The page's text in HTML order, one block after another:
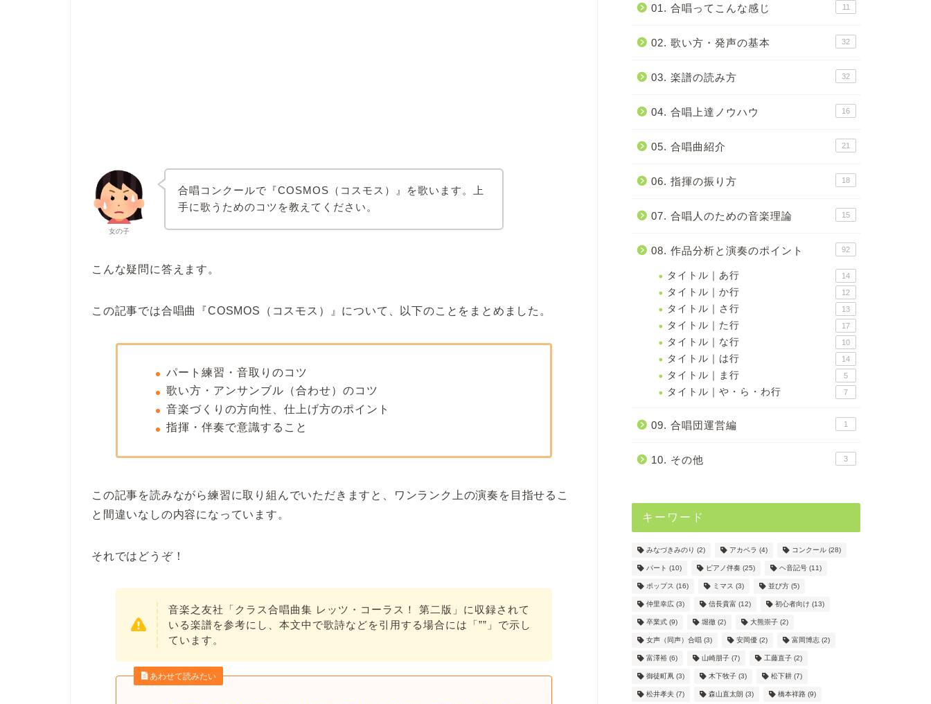
女の子
合唱コンクールで『COSMOS（コスモス）』を歌います。上
手に歌うためのコツを教えてください。
こんな疑問に答えます。
この記事では合唱曲『COSMOS（コスモス）』について、以下のことをまとめました。
パート練習・音取りのコツ
歌い方・アンサンブル（合わせ）のコツ
音楽づくりの方向性、仕上げ方のポイント
指揮・伴奏で意識すること
この記事を読みながら練習に取り組んでいただきますと、ワンランク上の演奏を目指せるこ
と間違いなしの内容になっています。
それではどうぞ！
音楽之友社「クラス合唱曲集 レッツ・コーラス！ 第二版」に収録されて
いる楽譜を参考にし、本文中で歌詩などを引用する場合には「””」で示し
ています。
あわせて読みたい
01. 合唱ってこんな感じ 11
02. 歌い方・発声の基本 32
03. 楽譜の読み方 32
04. 合唱上達ノウハウ 16
05. 合唱曲紹介 21
06. 指揮の振り方 18
07. 合唱人のための音楽理論 15
08. 作品分析と演奏のポイント 92
タイトル｜あ行 14
タイトル｜か行 12
タイトル｜さ行 13
タイトル｜た行 17
タイトル｜な行 10
タイトル｜は行 14
タイトル｜ま行 5
タイトル｜や・ら・わ行 7
09. 合唱団運営編 1
10. その他 3
キーワード
みなづきみのり (2) アカペラ (4) コンクール(28)
パート (10) ピアノ伴奏(25) ヘ音記号(11)
ポップス (16) ミマス (3) 並び方(5)
仲里幸広(3) 信長貴富 (12) 初心者向け (13)
卒業式(9) 堀徹(2) 大熊崇子(2)
女声（同声）合唱(3) 安岡優(2) 富岡博志(2)
富澤裕(6) 山崎朋子(7) 工藤直子(2)
御徒町凧 (3) 木下牧子(3) 松下耕(7)
松井孝夫(7) 森山直太朗 (3) 橋本祥路(9)